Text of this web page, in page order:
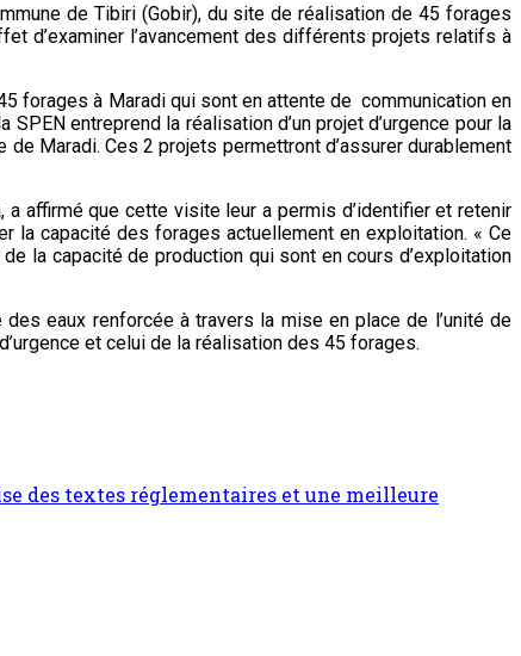
de Tibiri (Gobir), du site de réalisation de 45 forages
d’examiner l’avancement des différents projets relatifs à
forages à Maradi qui sont en attente de communication en
entreprend la réalisation d’un projet d’urgence pour la
Maradi. Ces 2 projets permettront d’assurer durablement
affirmé que cette visite leur a permis d’identifier et retenir
la capacité des forages actuellement en exploitation. « Ce
la capacité de production qui sont en cours d’exploitation
eaux renforcée à travers la mise en place de l’unité de
et celui de la réalisation des 45 forages.
des textes réglementaires et une meilleure